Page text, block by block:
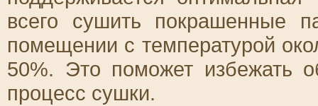
всего сушить покрашенные
помещении с температурой
50%. Это поможет избежать
процесс сушки.